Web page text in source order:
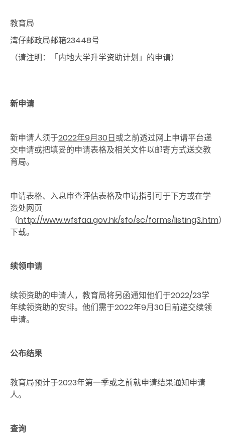
教育局
湾仔邮政局邮箱23448号
（请注明：「内地大学升学资助计划」的申请）
新申请
新申请人须于2022年9月30日或之前透过网上申请平台递
交申请或把填妥的申请表格及相关文件以邮寄方式送交教
育局。
申请表格、入息审查评估表格及申请指引可于下方或在学
资处网页
（http://www.wfsfaa.gov.hk/sfo/sc/forms/listing3.htm
下载。
续领申请
续领资助的申请人，教育局将另函通知他们于2022/23学
年续领资助的安排。他们需于2022年9月30日前递交续领
申请。
公布结果
教育局预计于2023年第一季或之前就申请结果通知申请
人。
查询